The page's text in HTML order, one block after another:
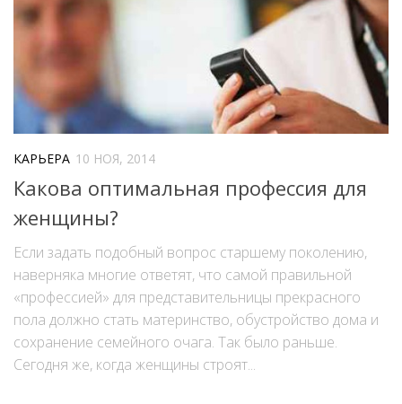
КАРЬЕРА 10 НОЯ, 2014
Какова оптимальная профессия для
женщины?
Если задать подобный вопрос старшему поколению,
наверняка многие ответят, что самой правильной
«профессией» для представительницы прекрасного
пола должно стать материнство, обустройство дома и
сохранение семейного очага. Так было раньше.
Сегодня же, когда женщины строят...